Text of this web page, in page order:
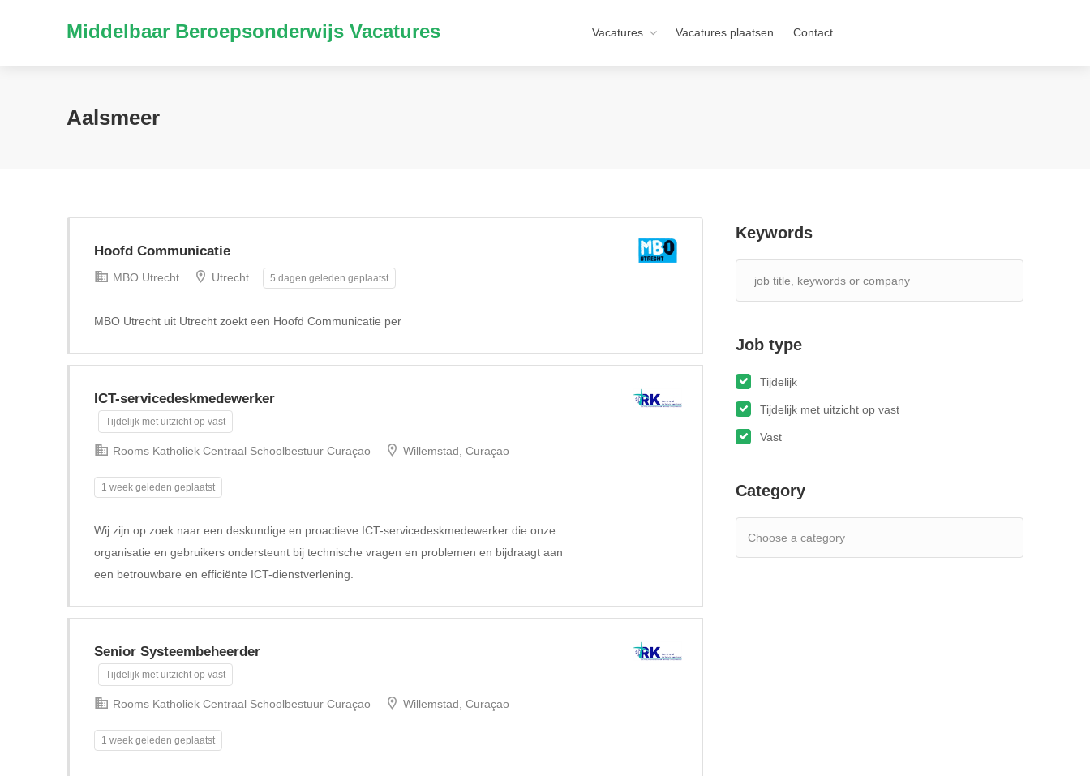
Middelbaar Beroepsonderwijs Vacatures Vacatures Vacatures plaatsen Contact
Aalsmeer
Keywords
Job type
Tijdelijk
Tijdelijk met uitzicht op vast
Vast
Category
Hoofd Communicatie
MBO Utrecht Utrecht 5 dagen geleden geplaatst
MBO Utrecht uit Utrecht zoekt een Hoofd Communicatie per
ICT-servicedeskmedewerker
Tijdelijk met uitzicht op vast
Rooms Katholiek Centraal Schoolbestuur Curaçao Willemstad, Curaçao
1 week geleden geplaatst
Wij zijn op zoek naar een deskundige en proactieve ICT-servicedeskmedewerker die onze
organisatie en gebruikers ondersteunt bij technische vragen en problemen en bijdraagt aan
een betrouwbare en efficiënte ICT-dienstverlening.
Senior Systeembeheerder
Tijdelijk met uitzicht op vast
Rooms Katholiek Centraal Schoolbestuur Curaçao Willemstad, Curaçao
1 week geleden geplaatst